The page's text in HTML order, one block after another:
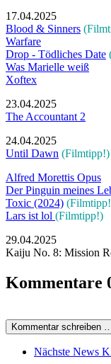
17.04.2025
Blood & Sinners
Warfare
Drop - Tödliches Date
Was Marielle weiß
Xoftex
23.04.2025
The Accountant 2
24.04.2025
Until Dawn (Filmtipp!)
Alfred Morettis Opus
Der Pinguin meines
Toxic (2024)
Lars ist lol (Filmtipp!)
29.04.2025
Kaiju No. 8: Mission
Kommentare
Kommentar schreiben …
Nächste News